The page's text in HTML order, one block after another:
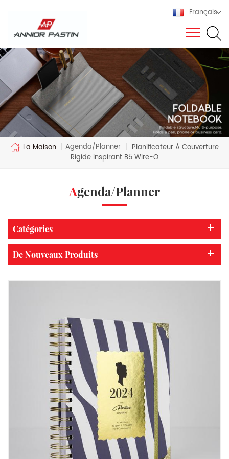
Français
La Maison | Agenda/Planner | Planificateur À Couverture
Rigide Inspirant B5 Wire-O
Agenda/Planner
Catégories
De Nouveaux Produits